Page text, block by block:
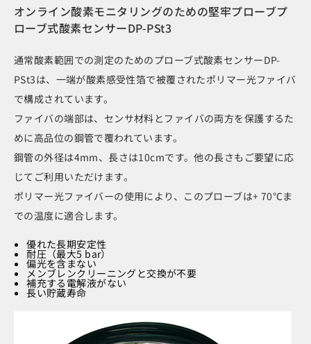
オンライン酸素モニタリングのための堅牢プローブプ
ローブ式酸素センサーDP-PSt3
通常酸素範囲での測定のためのプローブ式酸素センサーDP-
PSt3は、一端が酸素感受性箔で被覆されたポリマー光ファイバ
で構成されています。
ファイバの端部は、センサ材料とファイバの両方を保護するた
めに高品位の鋼管で覆われています。
鋼管の外径は4mm、長さは10cmです。他の長さもご要望に応
じてご利用いただけます。
ポリマー光ファイバーの使用により、このプローブは+ 70℃ま
での温度に適合します。
優れた長期安定性
耐圧（最大5 bar）
偏光を含まない
メンブレンクリーニングと交換が不要
補充する電解液がない
長い貯蔵寿命